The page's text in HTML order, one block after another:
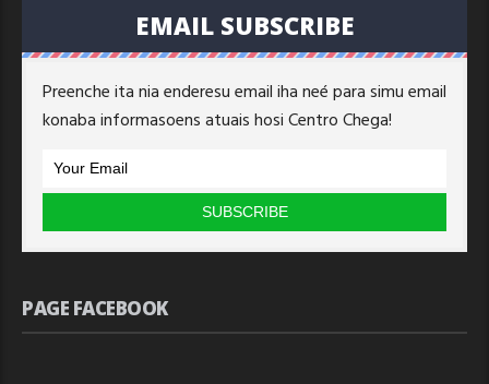
EMAIL SUBSCRIBE
Preenche ita nia enderesu email iha neé para simu email
konaba informasoens atuais hosi Centro Chega!
PAGE FACEBOOK